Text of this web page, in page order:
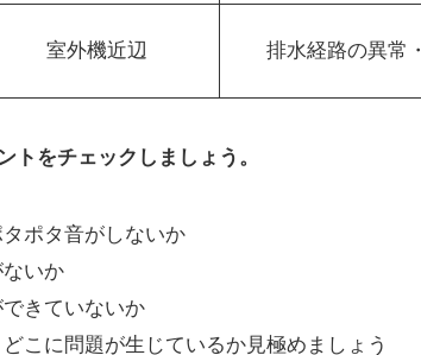
室外機近辺 排水経路の異常
トをチェックしましょう。
ポタ音がしないか
いか
きていないか
こに問題が生じているか見極めましょう